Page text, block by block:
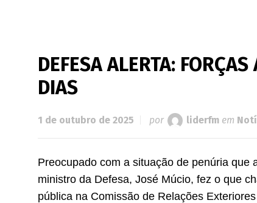
DEFESA ALERTA:
DIAS
1 de outubro de 2025 por liderfm em
Preocupado com a situação de penúria que
ministro da Defesa, José Múcio, fez o que
pública na Comissão de Relações